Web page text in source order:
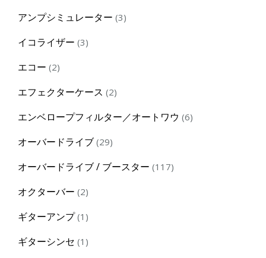
アンプシミュレーター 33
イコライザー 33
エコー 22
エフェクターケース 22
エンベロープフィルター／オートワウ 66
オーバードライブ 2929
オーバードライブ / ブースター 117117
オクターバー 22
ギターアンプ 1 1
ギターシンセ 1 1